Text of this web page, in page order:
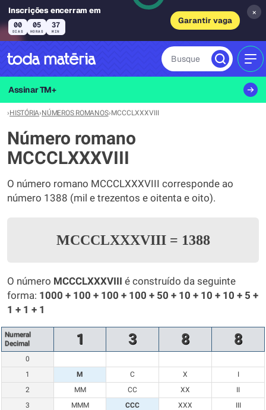
Inscrições encerram em
00
DIAS
05
HORAS
37
MIN
Garantir vaga
×
Busque
Assinar TM+
›HISTÓRIA›NÚMEROS ROMANOS›MCCCLXXXVIII
Número romano
MCCCLXXXVIII
O número romano MCCCLXXXVIII corresponde ao
número 1388 (mil e trezentos e oitenta e oito).
MCCCLXXXVIII = 1388
O número MCCCLXXXVIII é construído da seguinte
forma: 1000 + 100 + 100 + 100 + 50 + 10 + 10 + 10 + 5 +
1 + 1 + 1
Numeral
Decimal
1 3 8 8
0
1
M C X
I
2
MM CC XX
II
3
MMM CCC XXX
III